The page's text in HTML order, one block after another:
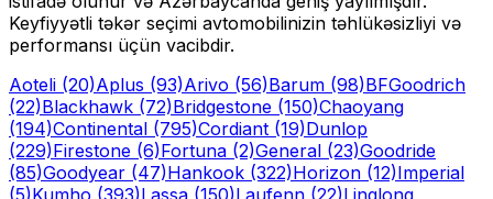
Keyfiyyətli təkər seçimi avtomobilinizin təhlükəsizliyi və
performansı üçün vacibdir.
Aoteli (20)Aplus (93)Arivo (56)Barum (98)BFGoodrich
(22)Blackhawk (72)Bridgestone (150)Chaoyang
(194)Continental (795)Cordiant (19)Dunlop
(229)Firestone (6)Fortuna (2)General (23)Goodride
(85)Goodyear (47)Hankook (322)Horizon (12)Imperial
(5)Kumho (393)Lassa (150)Laufenn (22)Linglong